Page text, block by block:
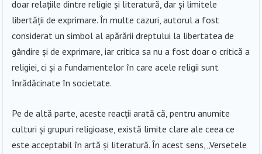
doar relațiile dintre religie și literatură, dar și limitele
libertății de exprimare. În multe cazuri, autorul a fost
considerat un simbol al apărării dreptului la libertatea de
gândire și de exprimare, iar critica sa nu a fost doar o critică a
religiei, ci și a fundamentelor în care acele religii sunt
înrădăcinate în societate.
Pe de altă parte, aceste reacții arată că, pentru anumite
culturi și grupuri religioase, există limite clare ale ceea ce
este acceptabil în artă și literatură. În acest sens, „Versetele